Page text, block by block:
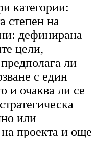
категории:
степен на
дефинирана
цели,
ли
с един
и очаква ли се
или
проекта и още